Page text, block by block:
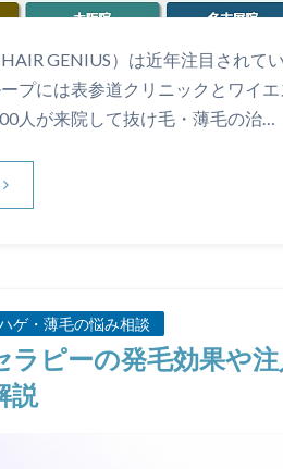
GENIUS）は近年注目されて
プには表参道クリニックとワイ
人が来院して抜け毛・薄毛の治…
ゲ・薄毛の悩み相談
ラピーの発毛効果や
説